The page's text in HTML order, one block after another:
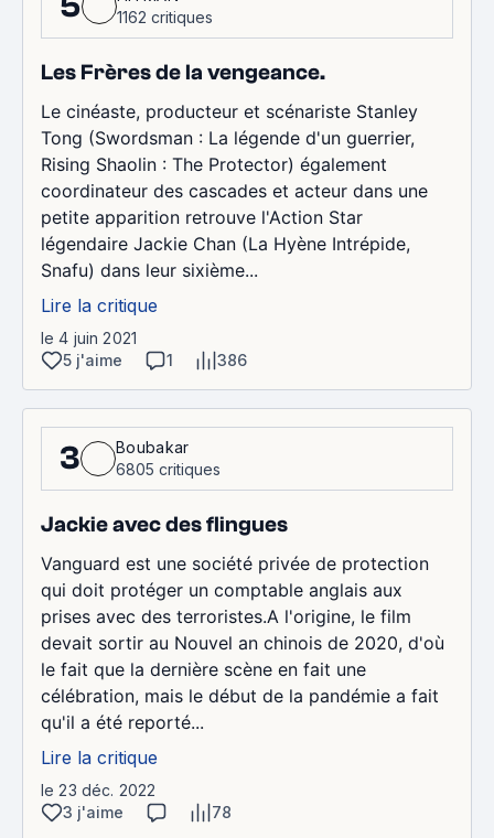
1162 critiques
Les Frères de la vengeance.
Le cinéaste, producteur et scénariste Stanley
Tong (Swordsman : La légende d'un guerrier,
Rising Shaolin : The Protector) également
coordinateur des cascades et acteur dans une
petite apparition retrouve l'Action Star
légendaire Jackie Chan (La Hyène Intrépide,
Snafu) dans leur sixième...
Lire la critique
le 4 juin 2021
5 j'aime
1 386
3
Boubakar
6805 critiques
Jackie avec des flingues
Vanguard est une société privée de protection
qui doit protéger un comptable anglais aux
prises avec des terroristes.A l'origine, le film
devait sortir au Nouvel an chinois de 2020, d'où
le fait que la dernière scène en fait une
célébration, mais le début de la pandémie a fait
qu'il a été reporté...
Lire la critique
le 23 déc. 2022
3 j'aime
78